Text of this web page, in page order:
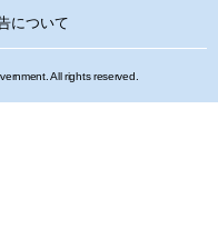
について
All rights reserved.